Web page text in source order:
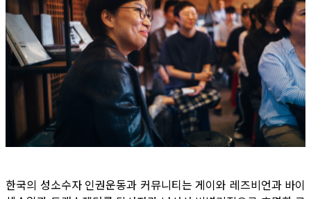
한국의 성소수자 인권운동과 커뮤니티는 게이와 레즈비언과 바이